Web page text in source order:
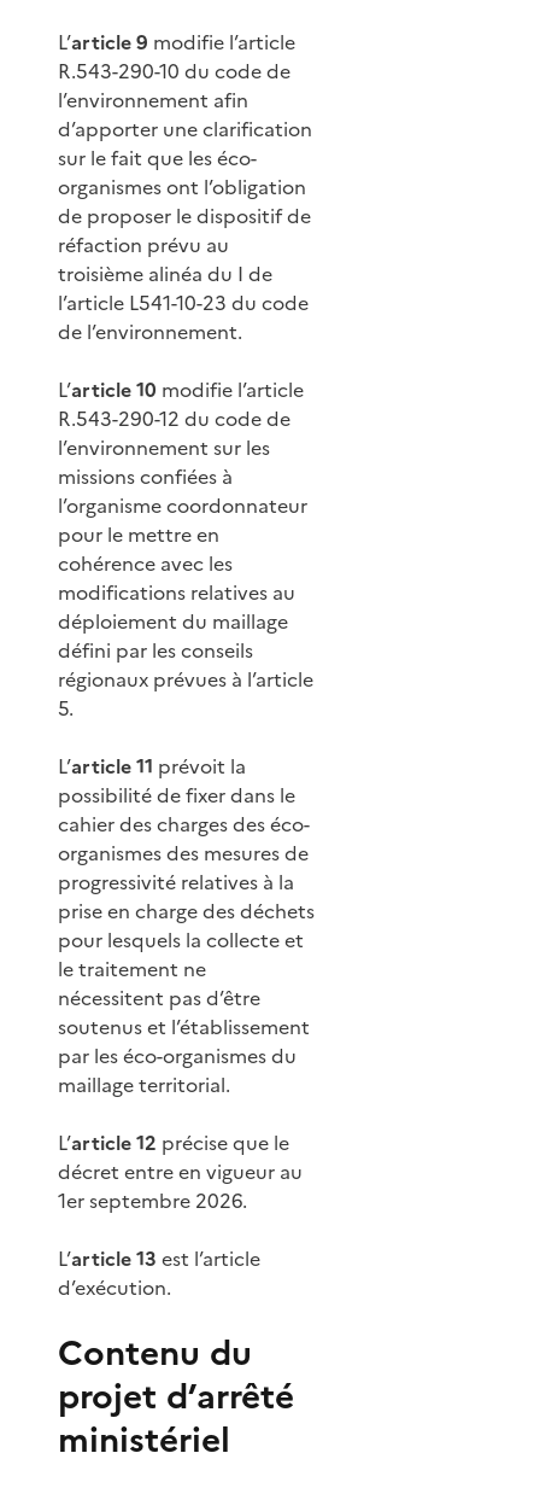
L’article 9 modifie l’article
R.543-290-10 du code de
l’environnement afin
d’apporter une clarification
sur le fait que les éco-
organismes ont l’obligation
de proposer le dispositif de
réfaction prévu au
troisième alinéa du I de
l’article L541-10-23 du code
de l’environnement.
L’article 10 modifie l’article
R.543-290-12 du code de
l’environnement sur les
missions confiées à
l’organisme coordonnateur
pour le mettre en
cohérence avec les
modifications relatives au
déploiement du maillage
défini par les conseils
régionaux prévues à l’article
5.
L’article 11 prévoit la
possibilité de fixer dans le
cahier des charges des éco-
organismes des mesures de
progressivité relatives à la
prise en charge des déchets
pour lesquels la collecte et
le traitement ne
nécessitent pas d’être
soutenus et l’établissement
par les éco-organismes du
maillage territorial.
L’article 12 précise que le
décret entre en vigueur au
1er septembre 2026.
L’article 13 est l’article
d’exécution.
Contenu du
projet d’arrêté
ministériel